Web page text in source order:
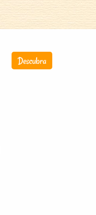
Descubra